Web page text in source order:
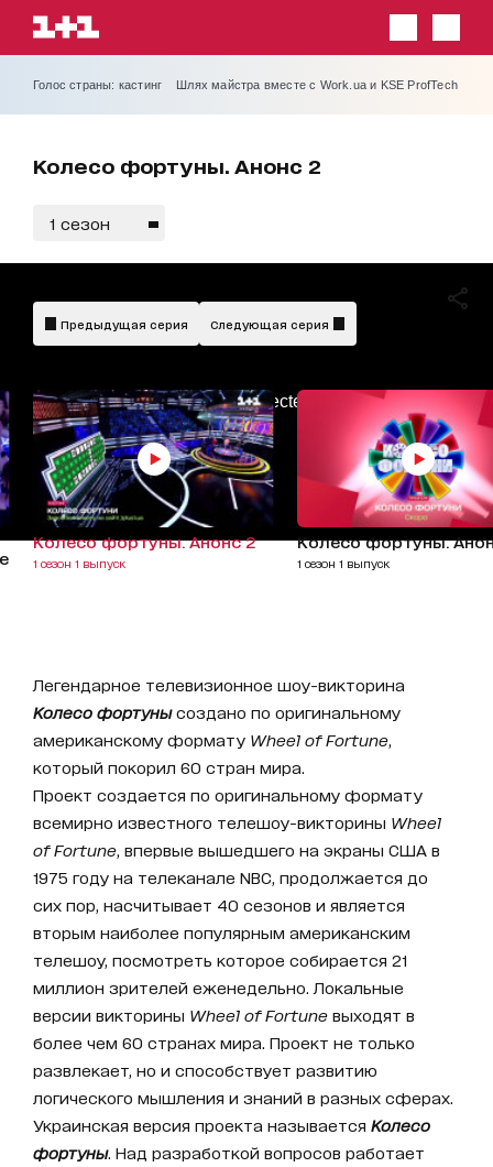
Голос страны: кастинг Шлях майстра вместе с Work.ua и KSE ProfTech
Колесо фортуны. Анонс 2
1 сезон
AdBlockDetected!
Предыдущая серия Следующая серия
Колесо фортуны. Анонс 2
1 сезон 1 выпуск
Колесо фортуны.
1 сезон 1 выпуск
Легендарное телевизионное шоу-викторина
Колесо фортунысоздано по оригинальному
американскому формату Wheel of Fortune
который покорил 60 стран мира.
Проект создается по оригинальному формату
всемирно известного телешоу-викторины Wheel
of Fortune , впервые вышедшего на экраны США в
1975 году на телеканале NBC, продолжается до
сих пор, насчитывает 40 сезонов и является
вторым наиболее популярным американским
телешоу, посмотреть которое собирается 21
миллион зрителей еженедельно. Локальные
версии викторины Wheel of Fortune выходят в
более чем 60 странах мира. Проект не только
развлекает, но и способствует развитию
логического мышления и знаний в разных сферах.
Украинская версия проекта называется Колесо
фортуны. Над разработкой вопросов работает